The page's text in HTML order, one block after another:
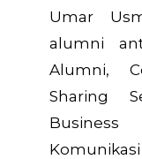
Umar
alumni
Alumni,
Sharing
Business